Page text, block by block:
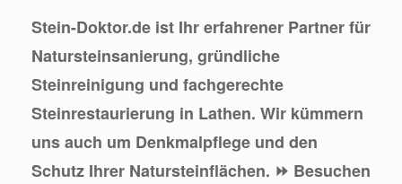
Stein-Doktor.de ist Ihr erfahrener Partner für
Natursteinsanierung, gründliche
Steinreinigung und fachgerechte
Steinrestaurierung in Lathen. Wir kümmern
uns auch um Denkmalpflege und den
Schutz Ihrer Natursteinflächen. ⏩ Besuchen